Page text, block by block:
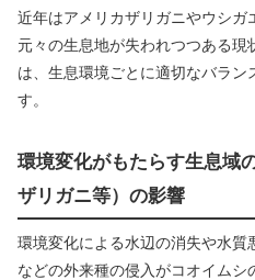
近年はアメリカザリガニやウシガ
元々の生息地が失われつつある現
は、生息環境ごとに適切なバラン
す。
環境変化がもたらす生息域
ザリガニ等）の影響
環境変化による水辺の消失や水質
などの外来種の侵入がコオイムシ